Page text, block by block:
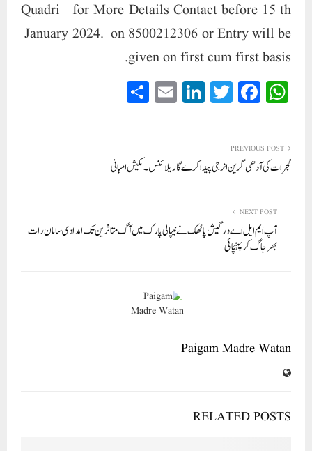
Quadri for More Details Contact before 15 th
January 2024. on 8500212306 or Entry will be
given on first cum first basis.
W
ha
A
pp
Fa
ce
ok
T
wi
r
Li
nk
In
E
m
PREVIOUS POST
گجرات کی آدھی گرین انرجی پیدا کر ےگا ریلائنس۔ مکیش امبانی
NEXT POST
آپ ایم ایل اے درگیش پاٹھک نے نیپالی پارک میں آگ متاثرین تک امدادی سامان رات
بھر جاگ کر پہنچائی
Paigam Madre Watan
RELATED POSTS